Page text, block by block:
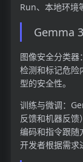
Run、本地环境
Gemma
图像安全分类
检测和标记危险
型的安全性。
训练与微调：
反馈和机器反馈
编码和指令跟随
开发者根据需求